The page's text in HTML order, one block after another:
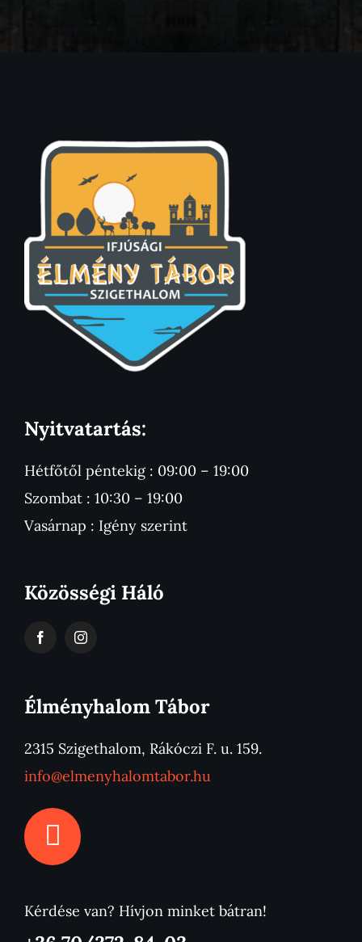
Nyitvatartás:
Hétfőtől péntekig : 09:00 – 19:00
Szombat : 10:30 – 19:00
Vasárnap : Igény szerint
Közösségi Háló
Élményhalom Tábor
2315 Szigethalom, Rákóczi F. u. 159.
info@elmenyhalomtabor.hu
Kérdése van? Hívjon minket bátran!